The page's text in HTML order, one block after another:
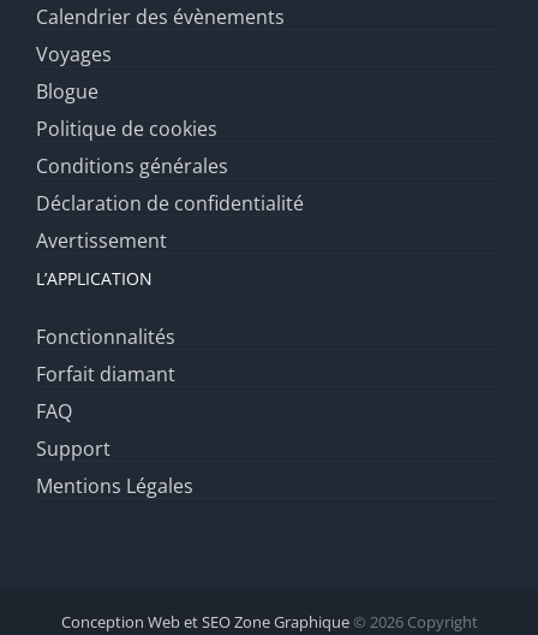
Calendrier des évènements
Voyages
Blogue
Politique de cookies
Conditions générales
Déclaration de confidentialité
Avertissement
L’APPLICATION
Fonctionnalités
Forfait diamant
FAQ
Support
Mentions Légales
Conception Web et SEO Zone Graphique© 2026 Copyright